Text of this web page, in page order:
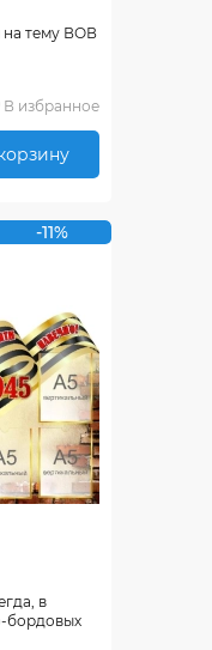
на тему ВОВ
В избранное
-11%
в
бордовых